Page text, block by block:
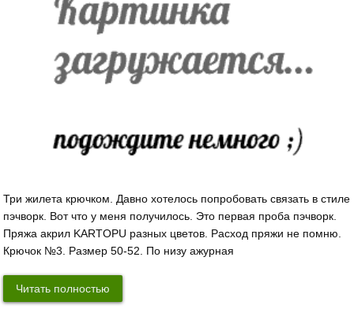
Три жилета крючком. Давно хотелось попробовать связать в стиле
пэчворк. Вот что у меня получилось. Это первая проба пэчворк.
Пряжа акрил KARTOPU разных цветов. Расход пряжи не помню.
Крючок №3. Размер 50-52. По низу ажурная
Читать полностью